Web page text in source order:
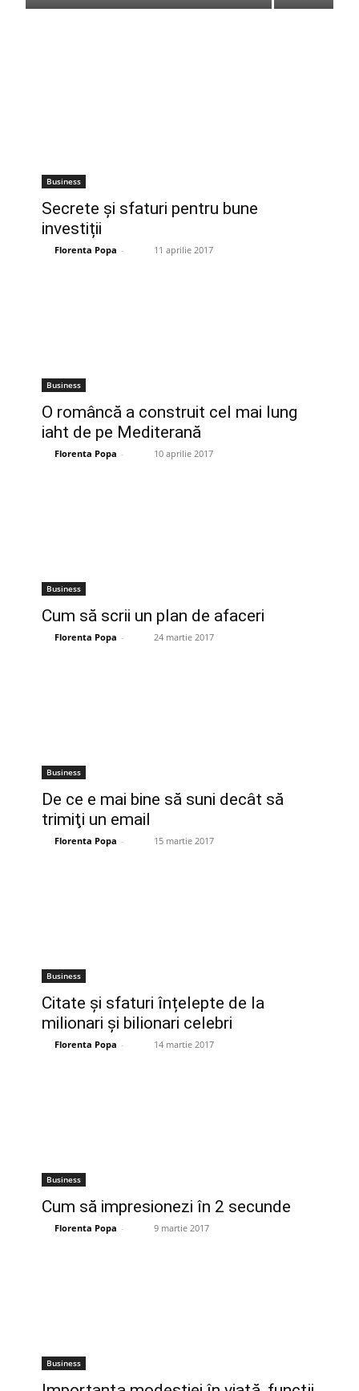
Business
Secrete și sfaturi pentru bune
investiții
Florenta Popa - 11 aprilie 2017
Business
O româncă a construit cel mai lung
iaht de pe Mediterană
Florenta Popa - 10 aprilie 2017
Business
Cum să scrii un plan de afaceri
Florenta Popa - 24 martie 2017
Business
De ce e mai bine să suni decât să
trimiţi un email
Florenta Popa - 15 martie 2017
Business
Citate și sfaturi înțelepte de la
milionari și bilionari celebri
Florenta Popa - 14 martie 2017
Business
Cum să impresionezi în 2 secunde
Florenta Popa - 9 martie 2017
Business